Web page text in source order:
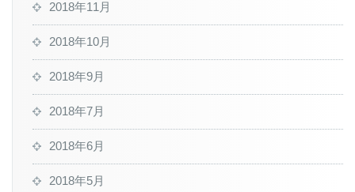
2018年11月
2018年10月
2018年9月
2018年7月
2018年6月
2018年5月